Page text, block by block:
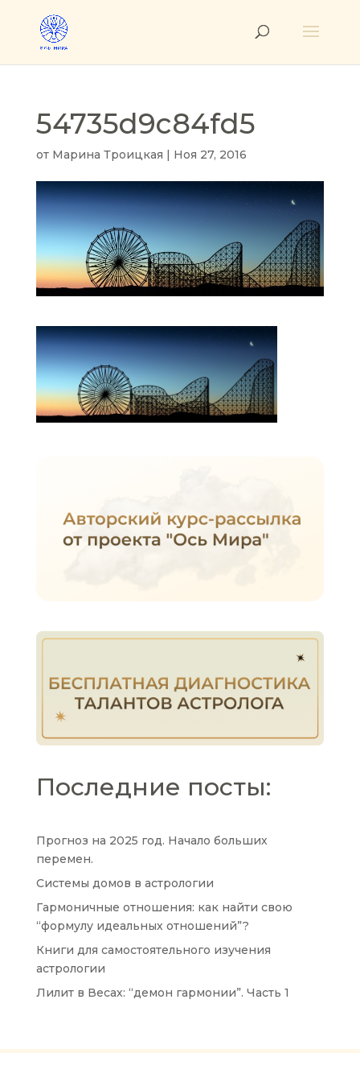
54735d9c84fd5
от Марина Троицкая | Ноя 27, 2016
Последние посты:
Прогноз на 2025 год. Начало больших
перемен.
Системы домов в астрологии
Гармоничные отношения: как найти свою
“формулу идеальных отношений”?
Книги для самостоятельного изучения
астрологии
Лилит в Весах: “демон гармонии”. Часть 1